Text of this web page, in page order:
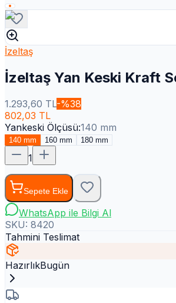
İzeltaş
İzeltaş Yan Keski Kraft
1.293,60 TL-%38
802,03 TL
Yankeski Ölçüsü:140 mm
140 mm 160 mm 180 mm
1
Sepete Ekle
WhatsApp ile Bilgi Al
SKU: 8420
Tahmini Teslimat
HazırlıkBugün